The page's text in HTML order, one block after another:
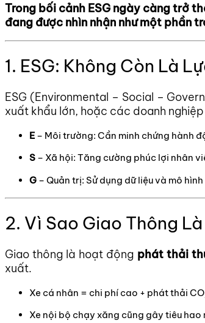
Trong bối cảnh ESG ngày càng trở
đang được nhìn nhận như một phần
1. ESG: Không Còn Là
ESG (Environmental – Social –
xuất khẩu lớn, hoặc các doanh
E – Môi trường: Cần minh chứng hành
S – Xã hội: Tăng cường phúc lợi nhân
G – Quản trị: Sử dụng dữ liệu và mô
2. Vì Sao Giao Thông
Giao thông là hoạt động phát thải
xuất.
Xe cá nhân = chi phí cao + phát thải
Xe nội bộ chạy xăng cũng gây tiêu